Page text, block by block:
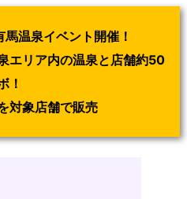
馬温泉イベント開催！
エリア内の温泉と店舗約50
！
対象店舗で販売